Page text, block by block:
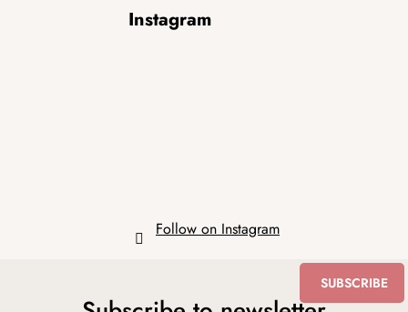
Instagram
Follow on Instagram
SUBSCRIBE